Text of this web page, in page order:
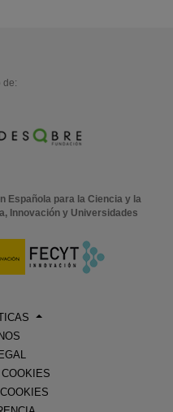
de:
Española para la Ciencia y la
Innovación y Universidades